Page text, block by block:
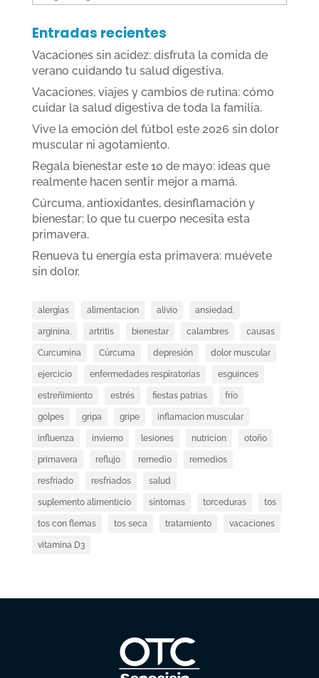
Entradas recientes
Vacaciones sin acidez: disfruta la comida de
verano cuidando tu salud digestiva.
Vacaciones, viajes y cambios de rutina: cómo
cuidar la salud digestiva de toda la familia.
Vive la emoción del fútbol este 2026 sin dolor
muscular ni agotamiento.
Regala bienestar este 10 de mayo: ideas que
realmente hacen sentir mejor a mamá.
Cúrcuma, antioxidantes, desinflamación y
bienestar: lo que tu cuerpo necesita esta
primavera.
Renueva tu energía esta primavera: muévete
sin dolor.
alergias alimentacion alivio ansiedad.
arginina. artritis bienestar calambres causas
Curcumina Cúrcuma depresión dolor muscular
ejercicio enfermedades respiratorias esguinces
estreñimiento estrés fiestas patrias frío
golpes gripa gripe inflamacion muscular
influenza invierno lesiones nutricion otoño
primavera reflujo remedio remedios
resfriado resfriados salud
suplemento alimenticio síntomas torceduras tos
tos con flemas tos seca tratamiento vacaciones
vitamina D3